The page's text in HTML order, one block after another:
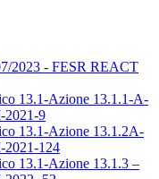
2023 - FESR REACT
13.1-Azione 13.1.1-A-
2021-9
13.1-Azione 13.1.2A-
124
13.1-Azione 13.1.3 –